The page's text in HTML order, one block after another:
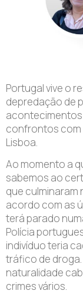
Portugal vive o
depredação de
confrontos com
Lisboa.
Ao momento a
sabemos ao
que culminaram
acordo com as
terá parado
Polícia
indivíduo teria
tráfico de droga.
naturalidade
crimes vários.